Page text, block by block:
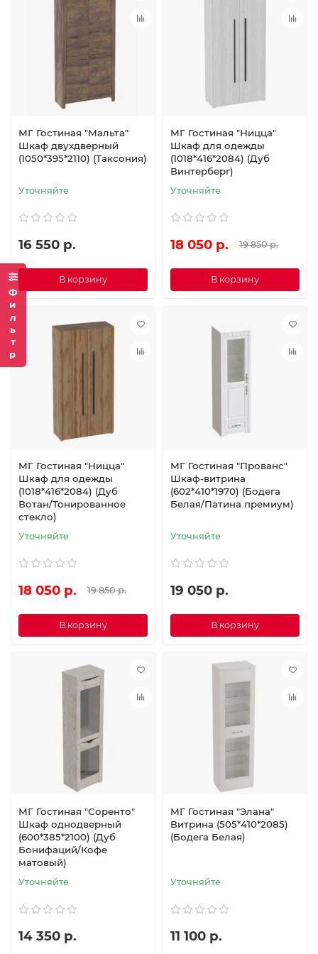
Фильтр
МГ Гостиная "Мальта"
Шкаф двухдверный
(1050*395*2110) (Таксония)
Уточняйте
16 550 р.
В корзину
МГ Гостиная "Ницца"
Шкаф для одежды
(1018*416*2084) (Дуб
Винтерберг)
Уточняйте
18 050 р. 19 850 р.
В корзину
МГ Гостиная "Ницца"
Шкаф для одежды
(1018*416*2084) (Дуб
Вотан/Тонированное
стекло)
Уточняйте
18 050 р. 19 850 р.
В корзину
МГ Гостиная "Прованс"
Шкаф-витрина
(602*410*1970) (Бодега
Белая/Патина премиум)
Уточняйте
19 050 р.
В корзину
МГ Гостиная "Соренто"
Шкаф однодверный
(600*385*2100) (Дуб
Бонифаций/Кофе
матовый)
Уточняйте
14 350 р.
МГ Гостиная "Элана"
Витрина (505*410*2085)
(Бодега Белая)
Уточняйте
11 100 р.